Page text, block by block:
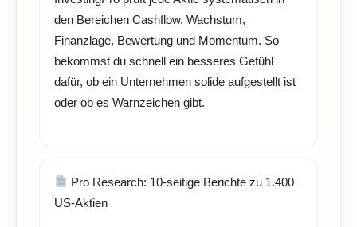
den Bereichen Cashflow, Wachstum,
Finanzlage, Bewertung und Momentum. So
bekommst du schnell ein besseres Gefühl
dafür, ob ein Unternehmen solide aufgestellt ist
oder ob es Warnzeichen gibt.
Pro Research: 10-seitige Berichte zu 1.400
US-Aktien